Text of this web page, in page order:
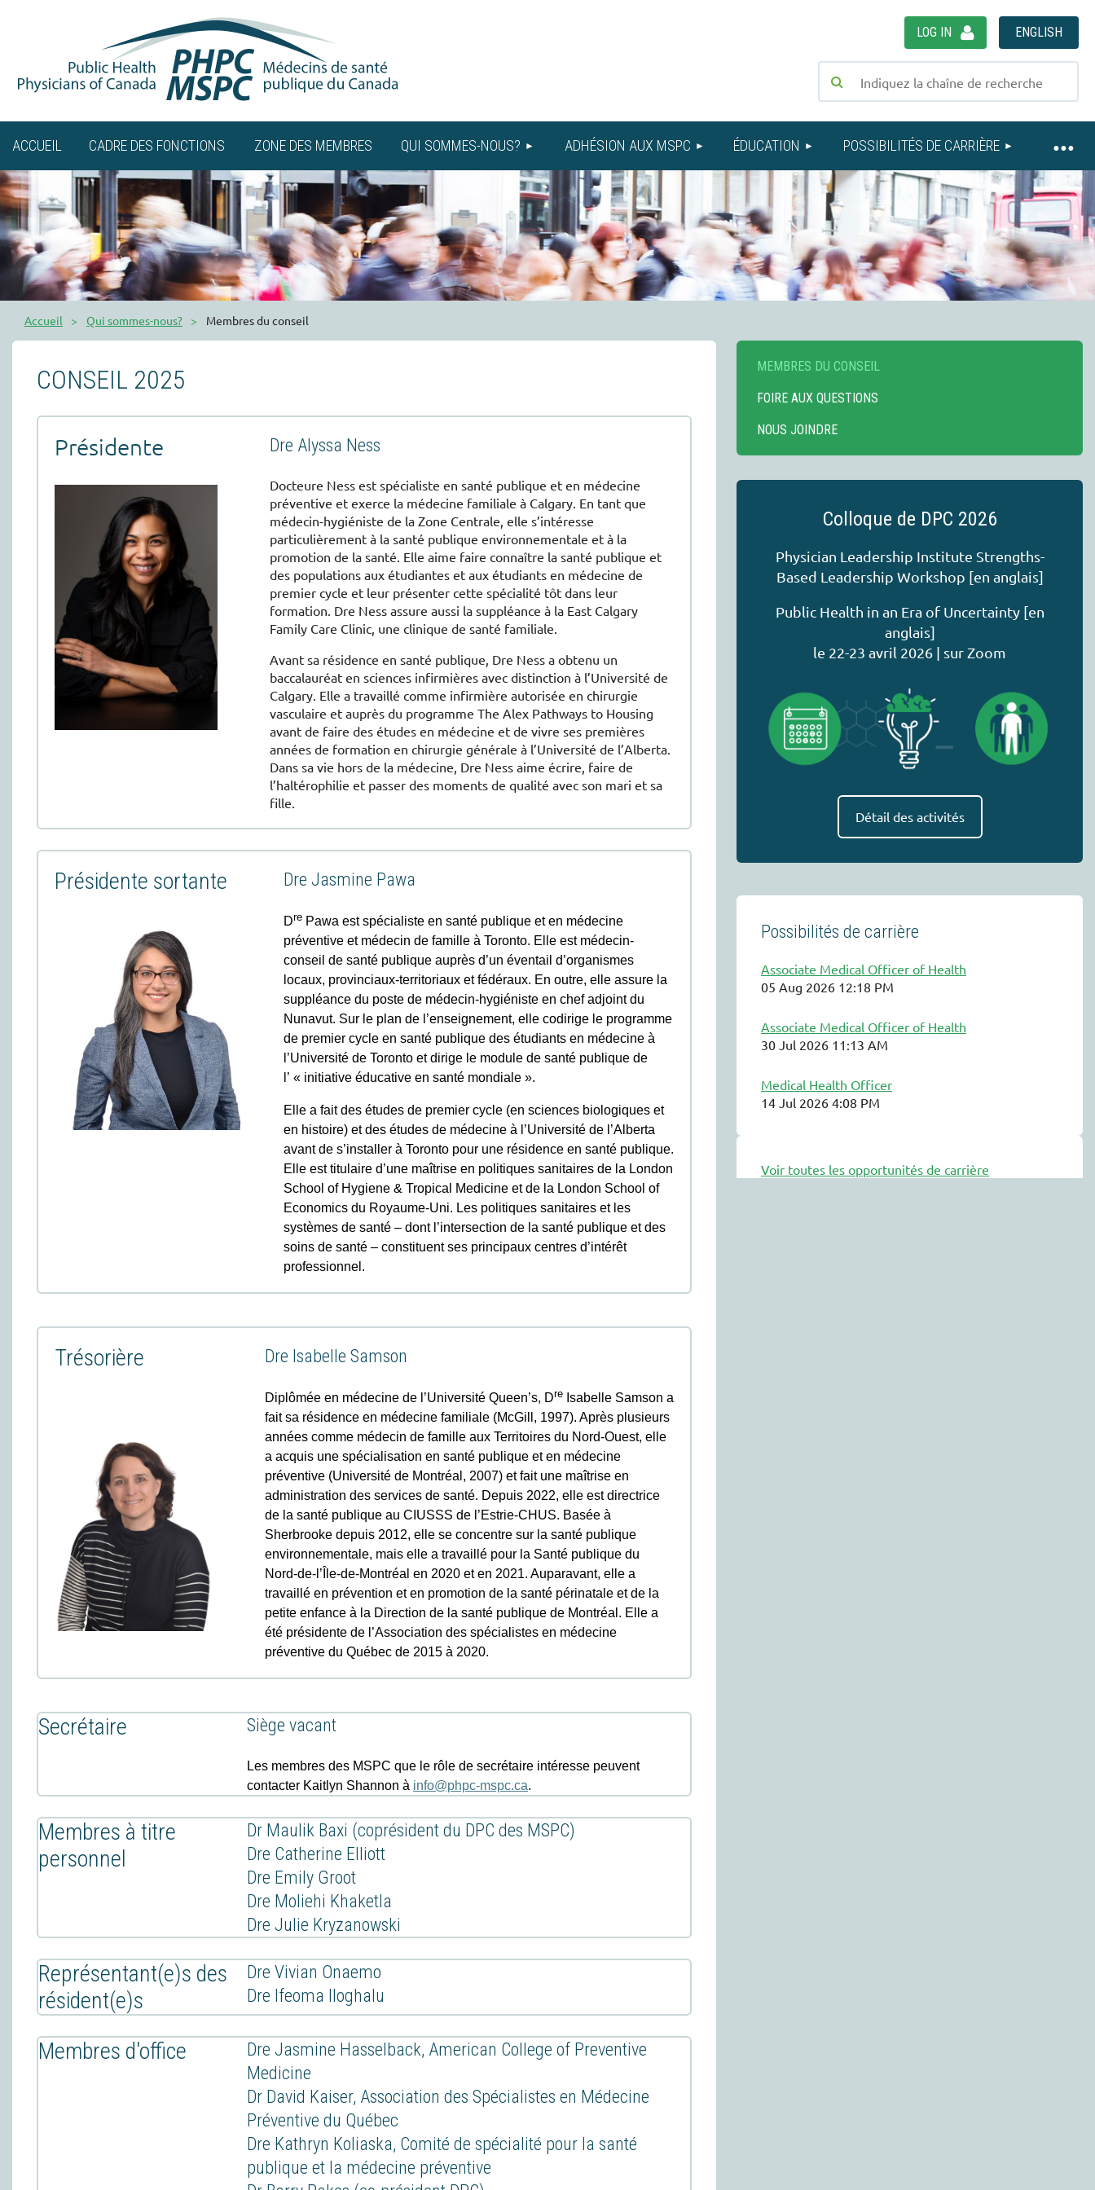
ENGLISH
LOG IN
ACCUEIL CADRE DES FONCTIONS ZONE DES MEMBRES QUI SOMMES-NOUS? ADHÉSION AUX MSPC ÉDUCATION POSSIBILITÉS DE CARRIÈRE
≡
Accueil Qui sommes-nous? Membres du conseil
CONSEIL 2025
Présidente Dre Alyssa Ness
Docteure Ness est spécialiste en santé publique et en médecine
préventive et exerce la médecine familiale à Calgary. En tant que
médecin-hygiéniste de la Zone Centrale, elle s’intéresse
particulièrement à la santé publique environnementale et à la
promotion de la santé. Elle aime faire connaître la santé publique et
des populations aux étudiantes et aux étudiants en médecine de
premier cycle et leur présenter cette spécialité tôt dans leur
formation. Dre Ness assure aussi la suppléance à la East Calgary
Family Care Clinic, une clinique de santé familiale.
Avant sa résidence en santé publique, Dre Ness a obtenu un
baccalauréat en sciences infirmières avec distinction à l’Université de
Calgary. Elle a travaillé comme infirmière autorisée en chirurgie
vasculaire et auprès du programme The Alex Pathways to Housing
avant de faire des études en médecine et de vivre ses premières
années de formation en chirurgie générale à l’Université de l’Alberta.
Dans sa vie hors de la médecine, Dre Ness aime écrire, faire de
l’haltérophilie et passer des moments de qualité avec son mari et sa
fille.
Présidente sortante Dre Jasmine Pawa
Dre Pawa est spécialiste en santé publique et en médecine
préventive et médecin de famille à Toronto. Elle est médecin-
conseil de santé publique auprès d’un éventail d’organismes
locaux, provinciaux-territoriaux et fédéraux. En outre, elle assure la
suppléance du poste de médecin-hygiéniste en chef adjoint du
Nunavut. Sur le plan de l’enseignement, elle codirige le programme
de premier cycle en santé publique des étudiants en médecine à
l’Université de Toronto et dirige le module de santé publique de
l’ « initiative éducative en santé mondiale ».
Elle a fait des études de premier cycle (en sciences biologiques et
en histoire) et des études de médecine à l’Université de l’Alberta
avant de s’installer à Toronto pour une résidence en santé publique.
Elle est titulaire d’une maîtrise en politiques sanitaires de la London
School of Hygiene & Tropical Medicine et de la London School of
Economics du Royaume-Uni. Les politiques sanitaires et les
systèmes de santé – dont l’intersection de la santé publique et des
soins de santé – constituent ses principaux centres d’intérêt
professionnel.
Trésorière Dre Isabelle Samson
Diplômée en médecine de l’Université Queen’s, Dre Isabelle Samson a
fait sa résidence en médecine familiale (McGill, 1997). Après plusieurs
années comme médecin de famille aux Territoires du Nord-Ouest, elle
a acquis une spécialisation en santé publique et en médecine
préventive (Université de Montréal, 2007) et fait une maîtrise en
administration des services de santé. Depuis 2022, elle est directrice
de la santé publique au CIUSSS de l’Estrie-CHUS. Basée à
Sherbrooke depuis 2012, elle se concentre sur la santé publique
environnementale, mais elle a travaillé pour la Santé publique du
Nord-de-l’Île-de-Montréal en 2020 et en 2021. Auparavant, elle a
travaillé en prévention et en promotion de la santé périnatale et de la
petite enfance à la Direction de la santé publique de Montréal. Elle a
été présidente de l’Association des spécialistes en médecine
préventive du Québec de 2015 à 2020.
Secrétaire Siège vacant
Les membres des MSPC que le rôle de secrétaire intéresse peuvent
contacter Kaitlyn Shannon à info@phpc-mspc.ca.
Membres à titre
personnel
Dr Maulik Baxi (coprésident du DPC des MSPC)
Dre Catherine Elliott
Dre Emily Groot
Dre Moliehi Khaketla
Dre Julie Kryzanowski
Représentant(e)s des
résident(e)s
Dre Vivian Onaemo
Dre Ifeoma Iloghalu
Membres d'office
Dre Jasmine Hasselback, American College of Preventive
Medicine
Dr David Kaiser, Association des Spécialistes en Médecine
Préventive du Québec
Dre Kathryn Koliaska, Comité de spécialité pour la santé
publique et la médecine préventive
MEMBRES DU CONSEIL
FOIRE AUX QUESTIONS
NOUS JOINDRE
Colloque de DPC 2026
Physician Leadership Institute Strengths-
Based Leadership Workshop [en anglais]
Public Health in an Era of Uncertainty [en
anglais]
le 22-23 avril 2026 | sur Zoom
Détail des activités
Possibilités de carrière
Associate Medical Officer of Health
05 Aug 2026 12:18 PM
Associate Medical Officer of Health
30 Jul 2026 11:13 AM
Medical Health Officer
14 Jul 2026 4:08 PM
Voir toutes les opportunités de carrière